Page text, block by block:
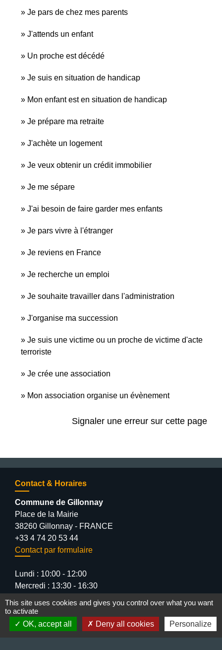
Je pars de chez mes parents
J'attends un enfant
Un proche est décédé
Je suis en situation de handicap
Mon enfant est en situation de handicap
Je prépare ma retraite
J'achète un logement
Je veux obtenir un crédit immobilier
Je me sépare
J'ai besoin de faire garder mes enfants
Je pars vivre à l'étranger
Je reviens en France
Je recherche un emploi
Je souhaite travailler dans l'administration
J'organise ma succession
Je suis une victime ou un proche de victime d'acte
terroriste
Je crée une association
Mon association organise un évènement
Signaler une erreur sur cette page
Contact & Horaires
Commune de Gillonnay
Place de la Mairie
38260 Gillonnay - FRANCE
+33 4 74 20 53 44
Contact par formulaire
Lundi : 10:00 - 12:00
Mercredi : 13:30 - 16:30
This site uses cookies and gives you control over what you want
to activate
OK, accept all
Deny all cookies Personalize